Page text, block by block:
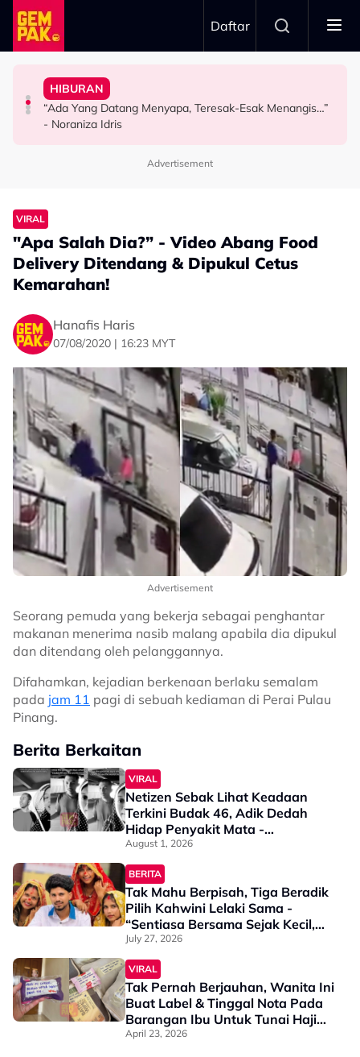
Skip to main content
Daftar
HIBURAN
Khairul Aming Raih Jualan Lebih RM2 Juta Dalam
Kurang Dua Minit
HIBURAN
“Ada Yang Datang Menyapa, Teresak-Esak Menangis…”
- Noraniza Idris
SELEBRITI
“Biarlah Mereka Yang Pilih” - Jinggo Nasihat Ibu Bapa
Jangan Terlalu Campuri Urusan Rumah Tangga Anak
SELEBRITI
Atta Halilintar Tegur Individu Perlekeh Orang Rakam
Pesawat Mendarat - “Boleh Jadi Itu Pengalaman
Advertisement
VIRAL
"Apa Salah Dia?” - Video Abang Food
Delivery Ditendang & Dipukul Cetus
Kemarahan!
Hanafis Haris
07/08/2020 | 16:23 MYT
Advertisement
Seorang pemuda yang bekerja sebagai penghantar
makanan menerima nasib malang apabila dia dipukul
dan ditendang oleh pelanggannya.
Difahamkan, kejadian berkenaan berlaku semalam
pada jam 11 pagi di sebuah kediaman di Perai Pulau
Pinang.
Berita Berkaitan
VIRAL
Netizen Sebak Lihat Keadaan
Terkini Budak 46, Adik Dedah
Hidap Penyakit Mata -
“Penglihatan Dia Memang Slowly
Makin Tak Nampak…”
August 1, 2026
BERITA
Tak Mahu Berpisah, Tiga Beradik
Pilih Kahwini Lelaki Sama -
“Sentiasa Bersama Sejak Kecil,
Tak Dapat Bayangkan Hidup
Berjauhan”
July 27, 2026
VIRAL
Tak Pernah Berjauhan, Wanita Ini
Buat Label & Tinggal Nota Pada
Barangan Ibu Untuk Tunai Haji
Buat Netizen Sebak - “Mak Ini
April 23, 2026